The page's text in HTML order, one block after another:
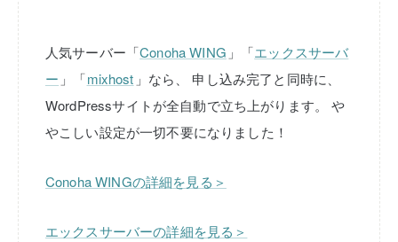
人気サーバー「Conoha WING 」「エックスサーバ
ー 」「mixhost 」なら、
申し込み完了と同時に、
WordPressサイトが全自動で立ち上がります。
や
やこしい設定が一切不要になりました！
Conoha WINGの詳細を見る＞
エックスサーバーの詳細を見る＞